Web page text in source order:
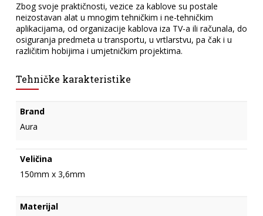
Zbog svoje praktičnosti, vezice za kablove su postale
neizostavan alat u mnogim tehničkim i ne-tehničkim
aplikacijama, od organizacije kablova iza TV-a ili računala, do
osiguranja predmeta u transportu, u vrtlarstvu, pa čak i u
različitim hobijima i umjetničkim projektima.
Tehničke karakteristike
Brand
Aura
Veličina
150mm x 3,6mm
Materijal